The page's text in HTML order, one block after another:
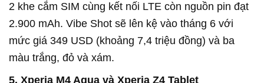
2 khe cắm SIM cùng kết nối LTE còn nguồn pin đạt
2.900 mAh. Vibe Shot sẽ lên kệ vào tháng 6 với
mức giá 349 USD (khoảng 7,4 triệu đồng) và ba
màu trắng, đỏ và xám.
5. Xperia M4 Aqua và Xperia Z4 Tablet